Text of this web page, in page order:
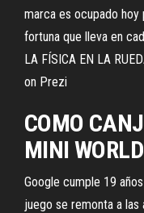
marca es ocupado hoy
fortuna que lleva en
LA FÍSICA EN LA
on Prezi
COMO
MINI
Google cumple 19
juego se remonta a